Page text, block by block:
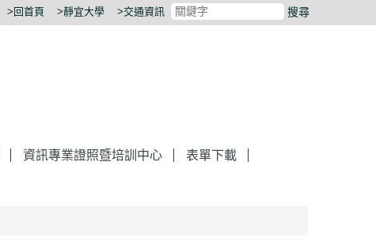
>回首頁 >靜宜大學 >交通資訊 搜尋
資訊專業證照​暨培訓中心 表單下載